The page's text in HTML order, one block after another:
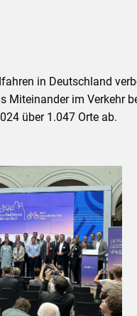
in Deutschland
Miteinander im Verkehr
über 1.047 Orte ab.